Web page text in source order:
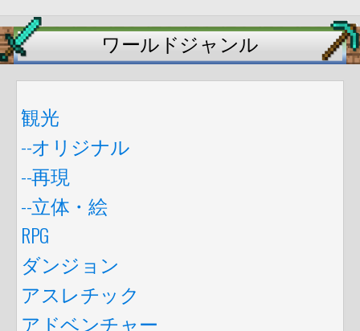
ワールドジャンル
観光
--オリジナル
--再現
--立体・絵
RPG
ダンジョン
アスレチック
アドベンチャー